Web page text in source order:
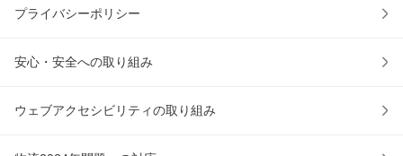
プライバシーポリシー
安心・安全への取り組み
ウェブアクセシビリティの取り組み